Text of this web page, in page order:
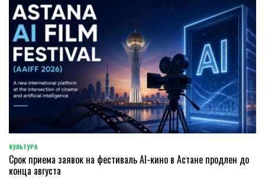
POSTED
IN
КУЛЬТУРА
Срок приема заявок на фестиваль AI-кино в Астане продлен до
конца августа